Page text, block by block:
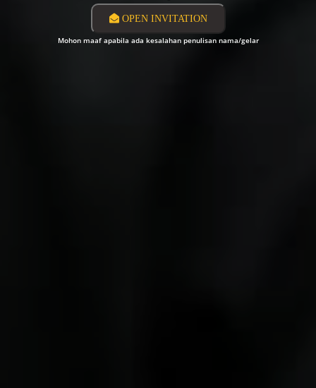
OPEN INVITATION
Mohon maaf apabila ada kesalahan penulisan nama/gelar